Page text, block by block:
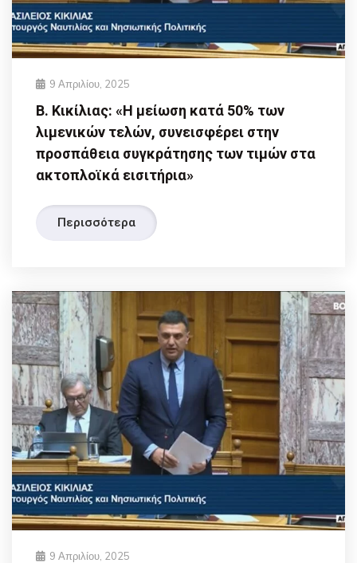
9 Απριλίου, 2025
Β. Κικίλιας: «Η μείωση κατά 50% των
λιμενικών τελών, συνεισφέρει στην
προσπάθεια συγκράτησης των τιμών στα
ακτοπλοϊκά εισιτήρια»
Περισσότερα
9 Απριλίου, 2025